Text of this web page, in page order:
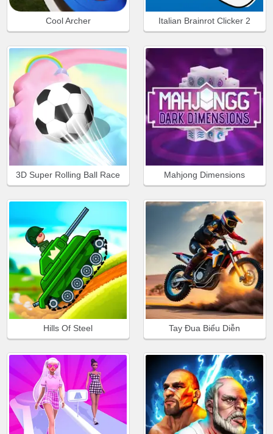
Cool Archer Italian Brainrot Clicker 2
3D Super Rolling Ball Race Mahjong Dimensions
Hills Of Steel Tay Đua Biểu Diễn